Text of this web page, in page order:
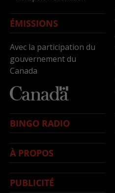
ÉMISSIONS
Avec la participation du
gouvernement du
Canada
BINGO RADIO
À PROPOS
PUBLICITÉ